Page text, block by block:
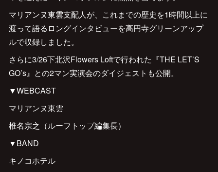
マリアンヌ東雲支配人が、これまでの歴史を1時間以上に
渡って語るロングインタビューを高円寺グリーンアップ
ルで収録しました。
さらに3/26下北沢Flowers Loftで行われた『THE LET’S
GO’s』との2マン実演会のダイジェストも公開。
▼WEBCAST
マリアンヌ東雲
椎名宗之（ルーフトップ編集長）
▼BAND
キノコホテル